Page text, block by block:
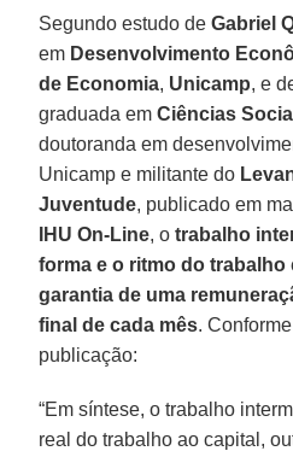
Segundo estudo deGabriel
em Desenvolvimento
de Economia, Unicamp, e
graduada emCiências
doutoranda em
Unicamp e militante do
Juventude, publicado em
IHU On-Line, o trabalho
forma e o ritmo do trabalho
garantia de uma
final de cada mês.
publicação:
“Em síntese, o trabalho
real do trabalho ao capital,